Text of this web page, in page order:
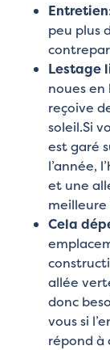
Entretien
peu plus
Lestage
noues en
reçoive
soleil.Si
est garé
l’année,
et une
meilleure
Cela
allée
donc
vous si
répond à